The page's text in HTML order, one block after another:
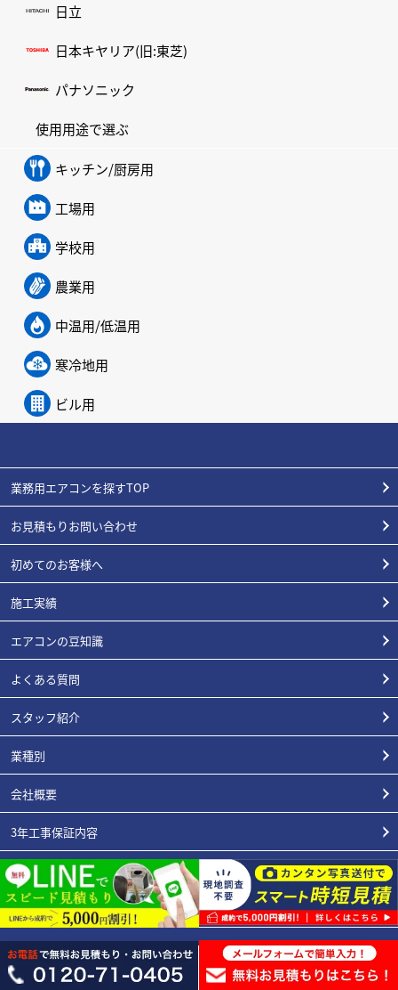
日立
日本キヤリア(旧:東芝)
パナソニック
使用用途で選ぶ
キッチン/厨房用
工場用
学校用
農業用
中温用/低温用
寒冷地用
ビル用
業務用エアコンを探すTOP
お見積もりお問い合わせ
初めてのお客様へ
施工実績
エアコンの豆知識
よくある質問
スタッフ紹介
業種別
会社概要
3年工事保証内容
エアコン総本店が選ばれる理由
お支払い/リースについて
プライバシーポリシー
特定商取引表記